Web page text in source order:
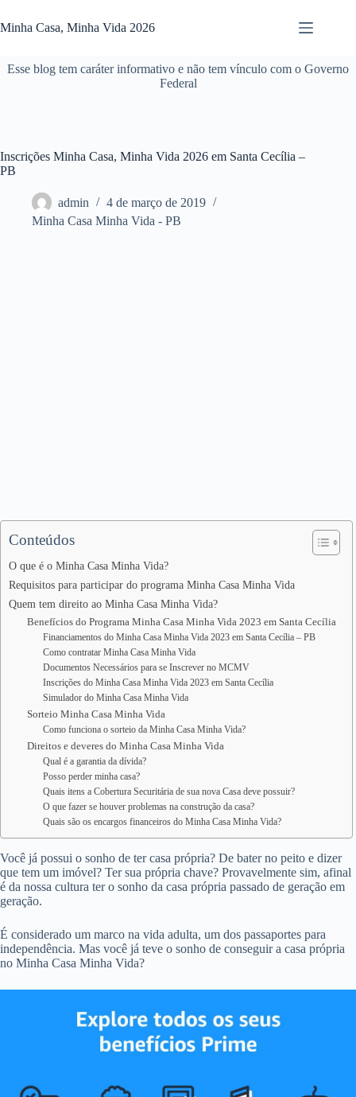
para
o
Minha Casa, Minha Vida 2026
Esse blog tem caráter informativo e não tem vínculo com o Governo
Federal
Inscrições Minha Casa, Minha Vida 2026 em Santa Cecília –
PB
admin
4 de março de 2019
Minha Casa Minha Vida - PB
Conteúdos
O que é o Minha Casa Minha Vida?
Requisitos para participar do programa Minha Casa Minha Vida
Quem tem direito ao Minha Casa Minha Vida?
Benefícios do Programa Minha Casa Minha Vida 2023 em Santa Cecília
Financiamentos do Minha Casa Minha Vida 2023 em Santa Cecília – PB
Como contratar Minha Casa Minha Vida
Documentos Necessários para se Inscrever no MCMV
Inscrições do Minha Casa Minha Vida 2023 em Santa Cecília
Simulador do Minha Casa Minha Vida
Sorteio Minha Casa Minha Vida
Como funciona o sorteio da Minha Casa Minha Vida?
Direitos e deveres do Minha Casa Minha Vida
Qual é a garantia da dívida?
Posso perder minha casa?
Quais itens a Cobertura Securitária de sua nova Casa deve possuir?
O que fazer se houver problemas na construção da casa?
Quais são os encargos financeiros do Minha Casa Minha Vida?
Você já possui o sonho de ter casa própria? De bater no peito e dizer
que tem um imóvel? Ter sua própria chave? Provavelmente sim, afinal
é da nossa cultura ter o sonho da casa própria passado de geração em
geração.
É considerado um marco na vida adulta, um dos passaportes para
independência. Mas você já teve o sonho de conseguir a casa própria
no Minha Casa Minha Vida?